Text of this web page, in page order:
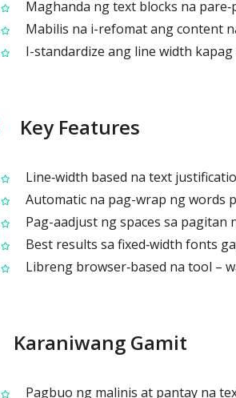
Maghanda ng text blocks na
Mabilis na i-refomat ang content
I-standardize ang line width
Key Features
Line‑width based na text
Automatic na pag-wrap ng words
Pag-aadjust ng spaces sa pagitan
Best results sa fixed‑width fonts
Libreng browser‑based na tool –
Karaniwang Gamit
Pagbuo ng malinis at pantay na